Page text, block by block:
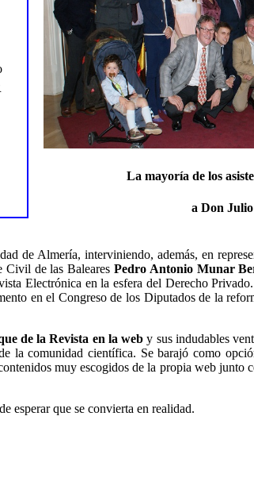
La mayoría de los
a Don
de Almería, interviniendo, además, en
Civil de las Baleares Pedro Antonio Munar
Electrónica en la esfera del Derecho
en el Congreso de los Diputados de la
de la Revista en la web y sus indudables
la comunidad científica. Se barajó como
muy escogidos de la propia web junto
esperar que se convierta en realidad.